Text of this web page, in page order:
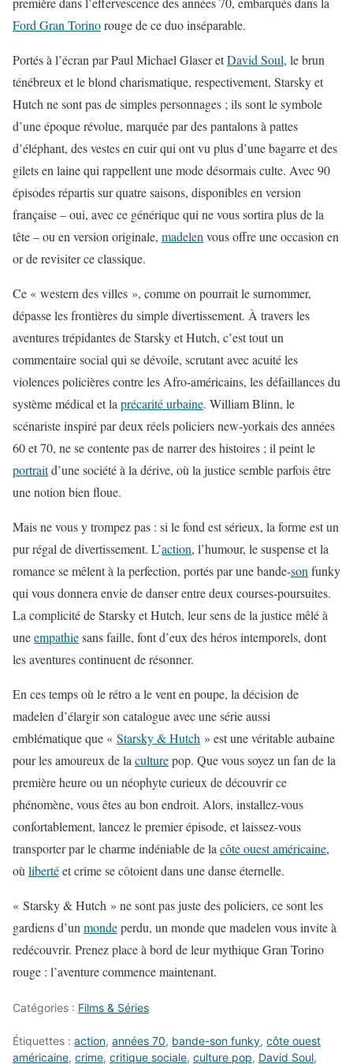
Ford Gran Torinorouge de ce duo inséparable.
Portés à l’écran par Paul Michael Glaser etDavid Soul, le brun
ténébreux et le blond charismatique, respectivement, Starsky et
Hutch ne sont pas de simples personnages ; ils sont le symbole
d’une époque révolue, marquée par des pantalons à pattes
d’éléphant, des vestes en cuir qui ont vu plus d’une bagarre et des
gilets en laine qui rappellent une mode désormais culte. Avec 90
épisodes répartis sur quatre saisons, disponibles en version
française – oui, avec ce générique qui ne vous sortira plus de la
tête – ou en version originale, madelen vous offre une occasion en
or de revisiter ce classique.
Ce « western des villes », comme on pourrait le surnommer,
dépasse les frontières du simple divertissement. À travers les
aventures trépidantes de Starsky et Hutch, c’est tout un
commentaire social qui se dévoile, scrutant avec acuité les
violences policières contre les Afro-américains, les défaillances du
système médical et la précarité urbaine. William Blinn, le
scénariste inspiré par deux réels policiers new-yorkais des années
60 et 70, ne se contente pas de narrer des histoires ; il peint le
portraitd’une société à la dérive, où la justice semble parfois être
une notion bien floue.
Mais ne vous y trompez pas : si le fond est sérieux, la forme est un
pur régal de divertissement. L’action, l’humour, le suspense et la
romance se mêlent à la perfection, portés par une bande-son funky
qui vous donnera envie de danser entre deux courses-poursuites.
La complicité de Starsky et Hutch, leur sens de la justice mêlé à
uneempathiesans faille, font d’eux des héros intemporels, dont
les aventures continuent de résonner.
En ces temps où le rétro a le vent en poupe, la décision de
madelen d’élargir son catalogue avec une série aussi
emblématique que « Starsky & Hutch » est une véritable aubaine
pour les amoureux de la culturepop. Que vous soyez un fan de la
première heure ou un néophyte curieux de découvrir ce
phénomène, vous êtes au bon endroit. Alors, installez-vous
confortablement, lancez le premier épisode, et laissez-vous
transporter par le charme indéniable de la côte ouest américaine,
où libertéet crime se côtoient dans une danse éternelle.
« Starsky & Hutch » ne sont pas juste des policiers, ce sont les
gardiens d’un mondeperdu, un monde que madelen vous invite à
redécouvrir. Prenez place à bord de leur mythique Gran Torino
rouge : l’aventure commence maintenant.
Catégories : Films & Séries
Étiquettes : action, années 70, bande-son funky, côte ouest
américaine, crime, critique sociale, culture pop, David Soul,